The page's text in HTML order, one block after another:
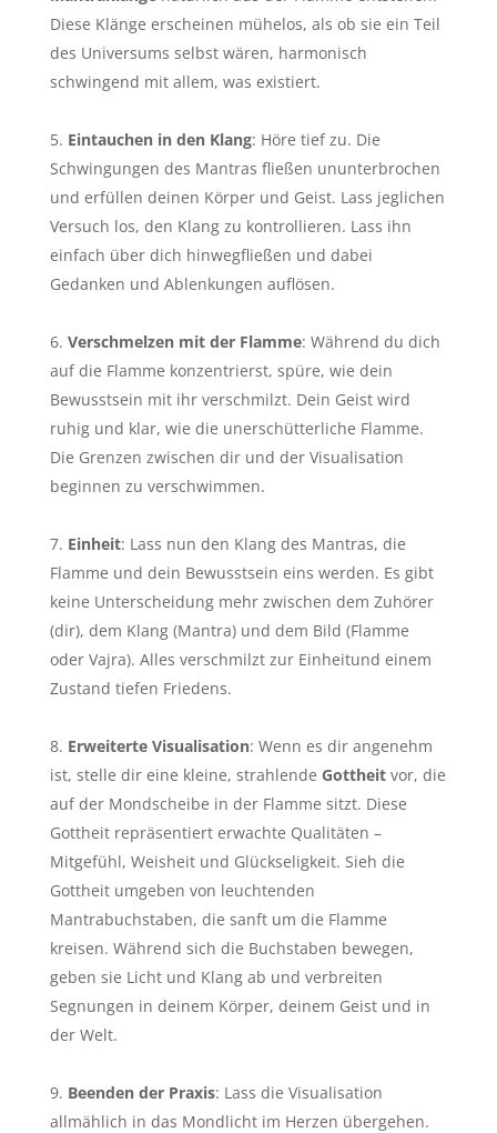
Diese Klänge erscheinen mühelos, als ob sie ein Teil
des Universums selbst wären, harmonisch
schwingend mit allem, was existiert.
Eintauchen in den Klang: Höre tief zu. Die
Schwingungen des Mantras fließen ununterbrochen
und erfüllen deinen Körper und Geist. Lass jeglichen
Versuch los, den Klang zu kontrollieren. Lass ihn
einfach über dich hinwegfließen und dabei
Gedanken und Ablenkungen auflösen.
Verschmelzen mit der Flamme: Während du dich
auf die Flamme konzentrierst, spüre, wie dein
Bewusstsein mit ihr verschmilzt. Dein Geist wird
ruhig und klar, wie die unerschütterliche Flamme.
Die Grenzen zwischen dir und der Visualisation
beginnen zu verschwimmen.
Einheit: Lass nun den Klang des Mantras, die
Flamme und dein Bewusstsein eins werden. Es gibt
keine Unterscheidung mehr zwischen dem Zuhörer
(dir), dem Klang (Mantra) und dem Bild (Flamme
oder Vajra). Alles verschmilzt zur Einheitund einem
Zustand tiefen Friedens.
Erweiterte Visualisation: Wenn es dir angenehm
ist, stelle dir eine kleine, strahlende Gottheitvor, die
auf der Mondscheibe in der Flamme sitzt. Diese
Gottheit repräsentiert erwachte Qualitäten –
Mitgefühl, Weisheit und Glückseligkeit. Sieh die
Gottheit umgeben von leuchtenden
Mantrabuchstaben, die sanft um die Flamme
kreisen. Während sich die Buchstaben bewegen,
geben sie Licht und Klang ab und verbreiten
Segnungen in deinem Körper, deinem Geist und in
der Welt.
Beenden der Praxis: Lass die Visualisation
allmählich in das Mondlicht im Herzen übergehen.